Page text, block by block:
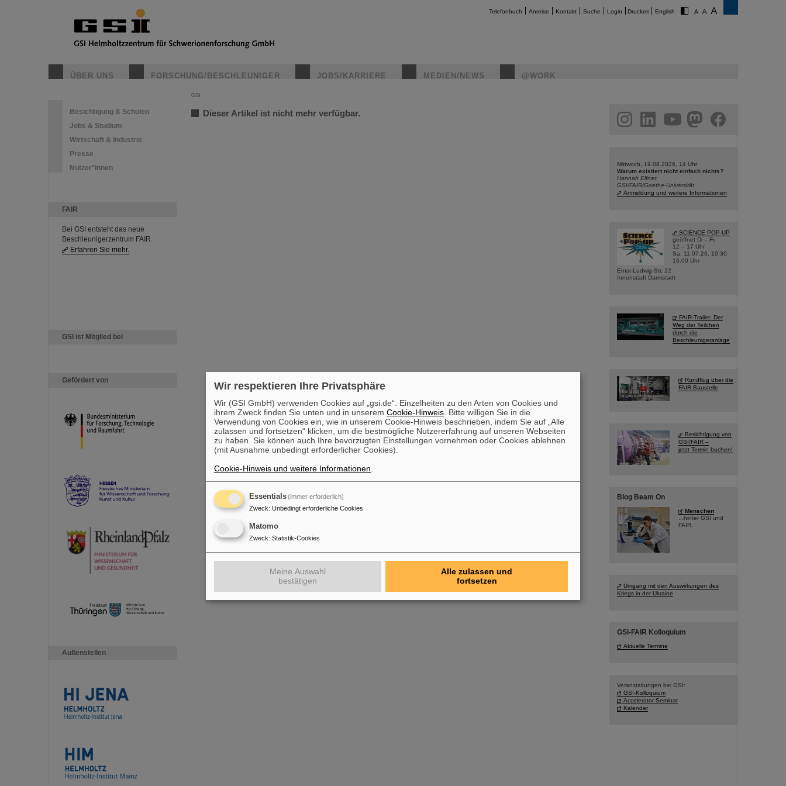
Telefonbuch Anreise Kontakt Suche Login Drucken English
ÜBER UNS FORSCHUNG/BESCHLEUNIGER JOBS/KARRIERE MEDIEN/NEWS @WORK
Besichtigung & Schulen
Jobs & Studium
Wirtschaft & Industrie
Presse
Nutzer*innen
FAIR
Bei GSI entsteht das neue
Beschleunigerzentrum FAIR.
Erfahren Sie mehr.
GSI ist Mitglied bei
Gefördert von
Außenstellen
GSI
Dieser Artikel ist nicht mehr verfügbar. facebook
Mittwoch, 19.08.2026, 14 Uhr
Warum existiert nicht einfach nichts?
Hannah Elfner,
GSI/FAIR/Goethe-Universität
Anmeldung und weitere Informationen
SCIENCE POP-UP
geöffnet Di – Fr,
12 – 17 Uhr
Sa, 11.07.26, 10:30-
16:00 Uhr
Ernst-Ludwig-Str. 22
Innenstadt Darmstadt
FAIR-Trailer: Der
Weg der Teilchen
durch die
Beschleunigeranlage
Rundflug über die
FAIR-Baustelle
Besichtigung von
GSI/FAIR –
jetzt Termin buchen!
Blog Beam On
Menschen
...hinter GSI und
FAIR.
Umgang mit den Auswirkungen des
Kriegs in der Ukraine
GSI-FAIR Kolloquium
Aktuelle Termine
Veranstaltungen bei GSI:
GSI-Kolloquium
Accelerator Seminar
Kalender
Wir respektieren Ihre Privatsphäre
Wir (GSI GmbH) verwenden Cookies auf „gsi.de“. Einzelheiten zu den Arten von Cookies und
ihrem Zweck finden Sie unten und in unserem Cookie-Hinweis . Bitte willigen Sie in die
Verwendung von Cookies ein, wie in unserem Cookie-Hinweis beschrieben, indem Sie auf „Alle
zulassen und fortsetzen“ klicken, um die bestmögliche Nutzererfahrung auf unseren Webseiten
zu haben. Sie können auch Ihre bevorzugten Einstellungen vornehmen oder Cookies ablehnen
(mit Ausnahme unbedingt erforderlicher Cookies).
Cookie-Hinweis und weitere Informationen
Essentials(immer erforderlich)
Zweck: Unbedingt erforderliche Cookies
Matomo
Zweck: Statistik-Cookies
Meine Auswahl
bestätigen
Alle zulassen und
fortsetzen